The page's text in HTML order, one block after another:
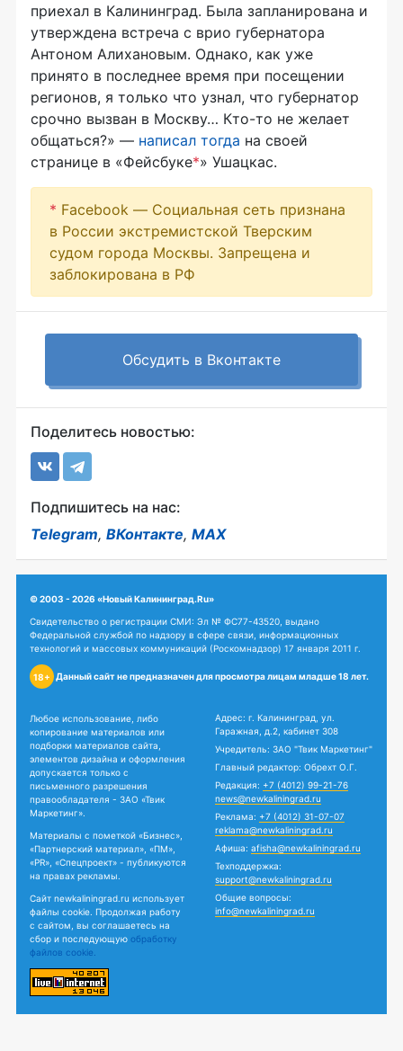
приехал в Калининград. Была запланирована и
утверждена встреча с врио губернатора
Антоном Алихановым. Однако, как уже
принято в последнее время при посещении
регионов, я только что узнал, что губернатор
срочно вызван в Москву… Кто-то не желает
общаться?» — написал тогда на своей
странице в «Фейсбуке*» Ушацкас.
* Facebook — Социальная сеть признана
в России экстремистской Тверским
судом города Москвы. Запрещена и
заблокирована в РФ
Обсудить в Вконтакте
Поделитесь новостью:
Подпишитесь на нас:
Telegram, ВКонтакте, MAX
© 2003 - 2026 «Новый Калининград.Ru»
Свидетельство о регистрации СМИ: Эл № ФС77-43520, выдано
Федеральной службой по надзору в сфере связи, информационных
технологий и массовых коммуникаций (Роскомнадзор) 17 января 2011 г.
18+ Данный сайт не предназначен для просмотра лицам младше 18 лет.
Любое использование, либо
копирование материалов или
подборки материалов сайта,
элементов дизайна и оформления
допускается только с
письменного разрешения
правообладателя - ЗАО «Твик
Маркетинг».
Материалы с пометкой «Бизнес»,
«Партнерский материал», «ПМ»,
«PR», «Спецпроект» - публикуются
на правах рекламы.
Сайт newkaliningrad.ru использует
файлы cookie. Продолжая работу
с сайтом, вы соглашаетесь на
сбор и последующую обработку
файлов cookie.
Адрес: г. Калининград, ул.
Гаражная, д.2, кабинет 308
Учредитель: ЗАО "Твик Маркетинг"
Главный редактор: Обрехт О.Г.
Редакция: +7 (4012) 99-21-76
news@newkaliningrad.ru
Реклама: +7 (4012) 31-07-07
reklama@newkaliningrad.ru
Афиша: afisha@newkaliningrad.ru
Техподдержка:
support@newkaliningrad.ru
Общие вопросы:
info@newkaliningrad.ru